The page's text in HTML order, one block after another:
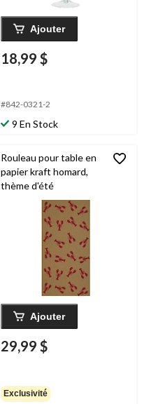
Ajouter
18,99 $
#842-0321-2
9 En Stock
Rouleau pour table en
papier kraft homard,
thème d'été
Ajouter
29,99 $
Exclusivité